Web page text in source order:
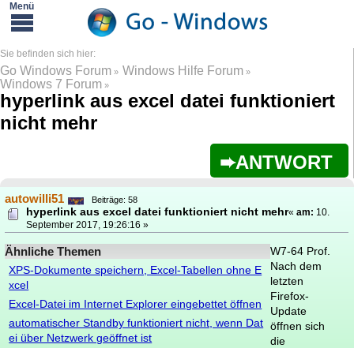
Go Windows Forum » Windows Hilfe Forum »
Windows 7 Forum »
hyperlink aus excel datei funktioniert
nicht mehr
ANTWORT
autowilli51 Beiträge: 58
hyperlink aus excel datei funktioniert nicht mehr«am: 10.
September 2017, 19:26:16 »
Ähnliche Themen
XPS-Dokumente speichern, Excel-Tabellen ohne E
xcel
Excel-Datei im Internet Explorer eingebettet öffnen
automatischer Standby funktioniert nicht, wenn Dat
ei über Netzwerk geöffnet ist
W7-64 Prof.
Nach dem
letzten
Firefox-
Update
öffnen sich
die